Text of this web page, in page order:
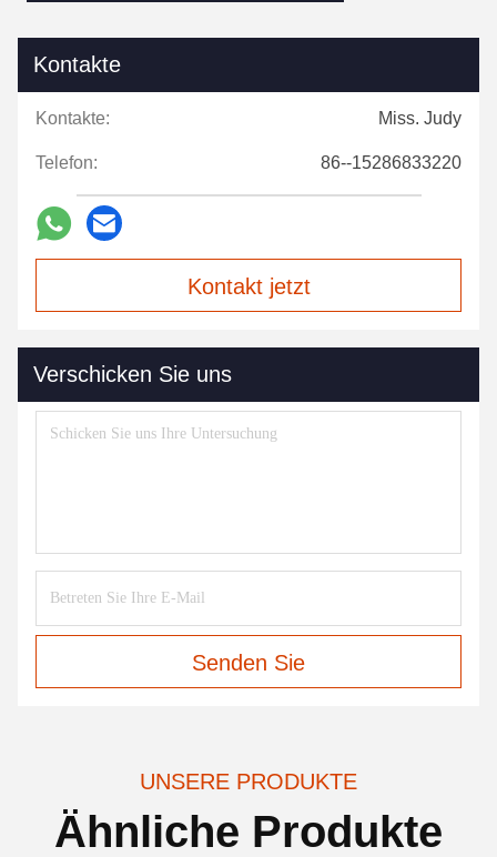
Kontakte
Kontakte: Miss. Judy
Telefon: 86--15286833220
Kontakt jetzt
Verschicken Sie uns
Senden Sie
UNSERE PRODUKTE
Ähnliche Produkte